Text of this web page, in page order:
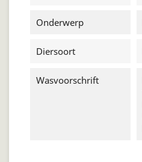
Onderwerp
Diersoort
Wasvoorschrift